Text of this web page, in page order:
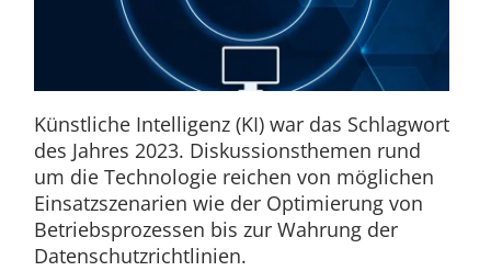
Künstliche Intelligenz (KI) war das Schlagwort
des Jahres 2023. Diskussionsthemen rund
um die Technologie reichen von möglichen
Einsatzszenarien wie der Optimierung von
Betriebsprozessen bis zur Wahrung der
Datenschutzrichtlinien.